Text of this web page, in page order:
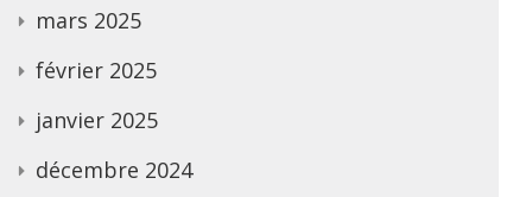
mars 2025
février 2025
janvier 2025
décembre 2024